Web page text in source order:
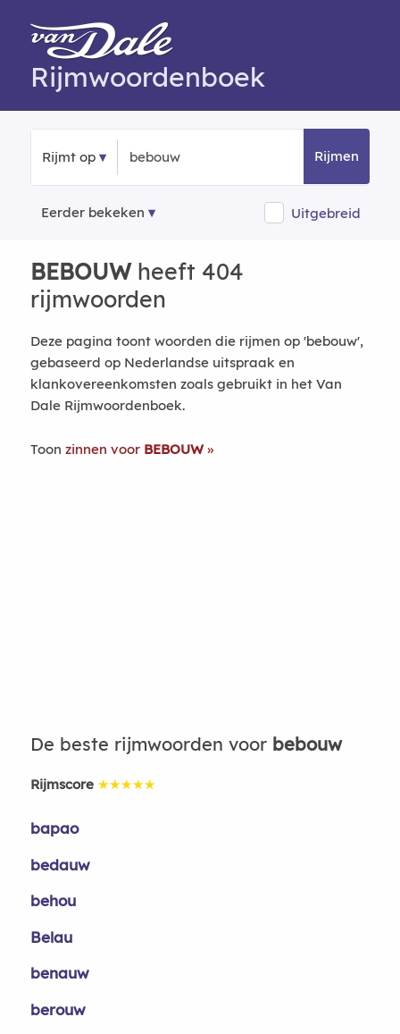
Rijmwoordenboek
Rijmt op Rijmen
Eerder bekeken Uitgebreid
BEBOUWheeft 404
rijmwoorden
Deze pagina toont woorden die rijmen op 'bebouw',
gebaseerd op Nederlandse uitspraak en
klankovereenkomsten zoals gebruikt in het Van
Dale Rijmwoordenboek.
Toon zinnen voor BEBOUW
De beste rijmwoorden voor bebouw
Rijmscore ★★★★★
bapao
bedauw
behou
Belau
benauw
berouw